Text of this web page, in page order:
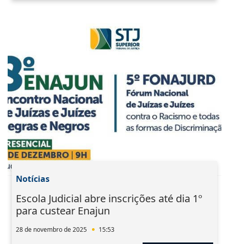
Notícias
Escola Judicial abre inscrições até dia 1º
para custear Enajun
28 de novembro de 2025 15:53